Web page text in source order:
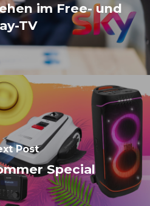
im Free- und
TV
Post
Special